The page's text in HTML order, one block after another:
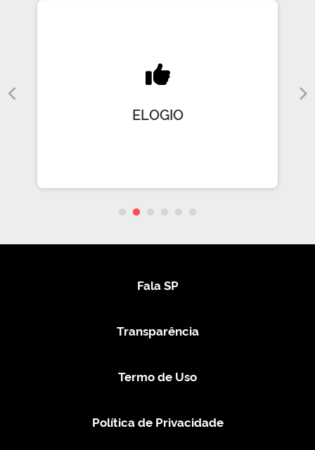
ELOGIO
Fala SP
Transparência
Termo de Uso
Política de Privacidade